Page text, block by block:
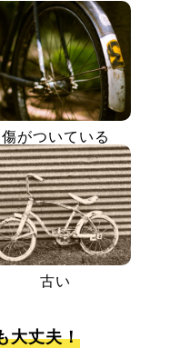
傷がついている
古い
大丈夫！